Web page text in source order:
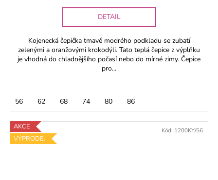
DETAIL
Kojenecká čepička tmavě modrého podkladu se zubatí
zelenými a oranžovými krokodýli. Tato teplá čepice z výplňku
je vhodná do chladnějšího počasí nebo do mírné zimy. Čepice
pro...
56 62 68 74 80 86
AKCE
VÝPRODEJ
Kód: 1200KY/56